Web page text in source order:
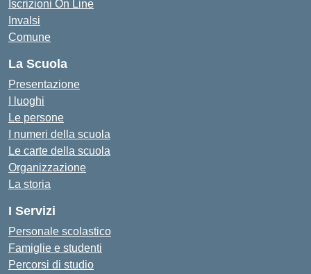
Iscrizioni On Line
Invalsi
Comune
La Scuola
Presentazione
I luoghi
Le persone
I numeri della scuola
Le carte della scuola
Organizzazione
La storia
I Servizi
Personale scolastico
Famiglie e studenti
Percorsi di studio